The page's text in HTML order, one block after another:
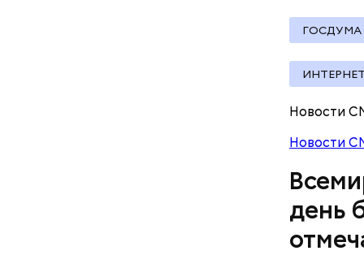
ГОСДУМА
ИНТЕРНЕТ
Новости
Новости
день
В
своими
проводят